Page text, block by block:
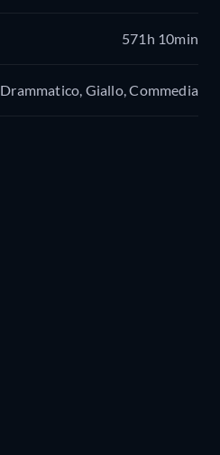
571h 10min
Drammatico, Giallo, Commedia